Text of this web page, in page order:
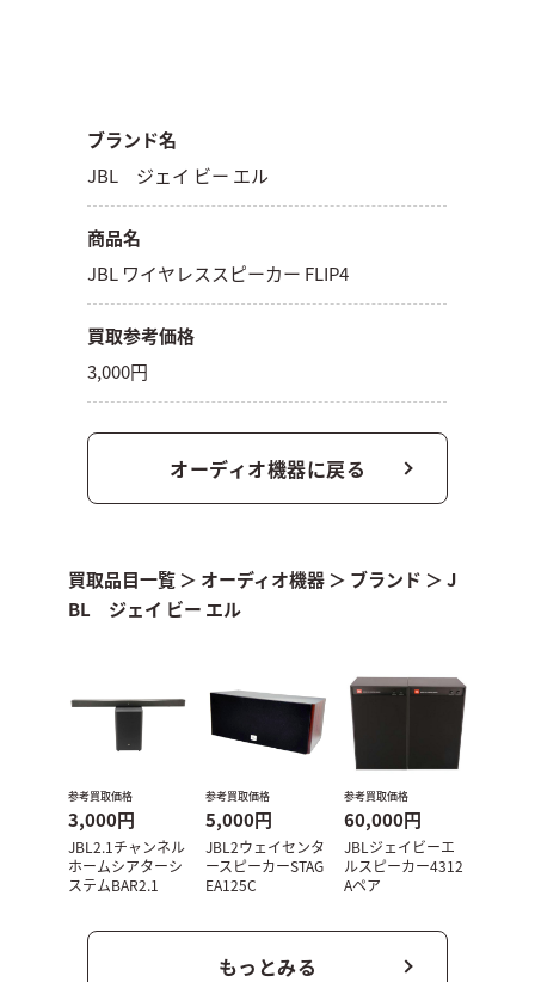
ブランド名
JBL ジェイ ビー エル
商品名
JBL ワイヤレススピーカー FLIP4
買取参考価格
3,000円
オーディオ機器に戻る
買取品目一覧＞ オーディオ機器＞ ブランド ＞J
BL ジェイ ビー エル
参考買取価格
3,000円
JBL2.1チャンネル
ホームシアターシ
ステムBAR2.1
参考買取価格
5,000円
JBL2ウェイセンタ
ースピーカーSTAG
EA125C
参考買取価格
60,000円
JBLジェイビーエ
ルスピーカー4312
Aペア
もっとみる